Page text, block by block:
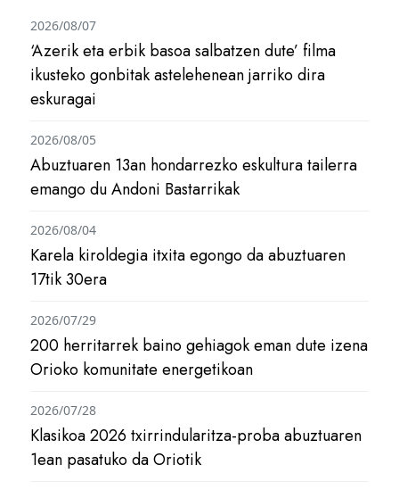
‘Azerik eta erbik basoa salbatzen dute’ filma
ikusteko gonbitak astelehenean jarriko dira
eskuragai
2026/08/07
Abuztuaren 13an hondarrezko eskultura tailerra
emango du Andoni Bastarrikak
2026/08/05
Karela kiroldegia itxita egongo da abuztuaren
17tik 30era
2026/08/04
200 herritarrek baino gehiagok eman dute izena
Orioko komunitate energetikoan
2026/07/29
Klasikoa 2026 txirrindularitza-proba abuztuaren
1ean pasatuko da Oriotik
2026/07/28